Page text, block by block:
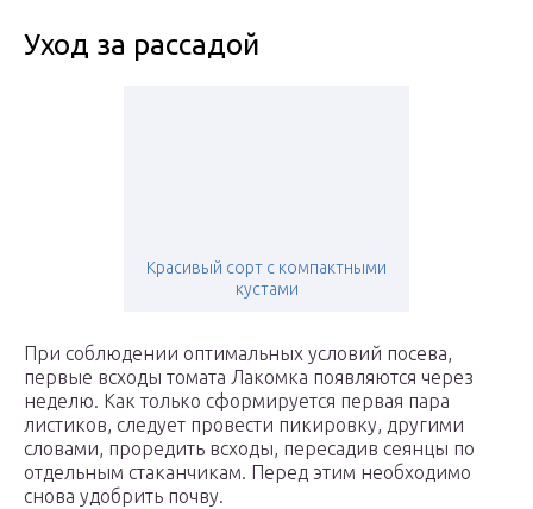
Уход за рассадой
Красивый сорт с компактными
кустами
При соблюдении оптимальных условий посева,
первые всходы томата Лакомка появляются через
неделю. Как только сформируется первая пара
листиков, следует провести пикировку, другими
словами, проредить всходы, пересадив сеянцы по
отдельным стаканчикам. Перед этим необходимо
снова удобрить почву.